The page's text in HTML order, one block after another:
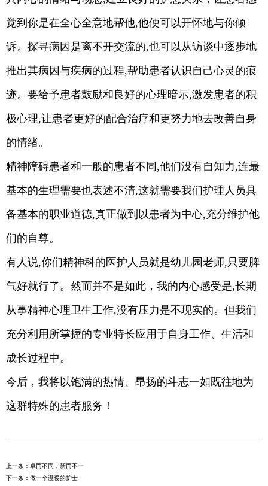
觉到你是在全心全意地帮他,他便可以开怀地与你倾
诉。探寻病因是离不开交流的,也可以从访谈中逐步地
推出其病因与疾病的过程,帮助患者认识自己心灵的痕
迹。要给予患者鼓励和良好的心理暗示,激发患者的积
极心理,让患者更好的配合治疗和更努力地去改善自身
的情绪。
精神障碍患者和一般的患者不同,他们没有自知力,连最
基本的生理需要也表述不清,这就需要我们护理人员具
备基本的职业道德,真正做到以患者为中心,充分维护他
们的自尊。
有人说,你们精神科的医护人员就是幼儿园老师,只要脾
气好就行了。然而并不是如此，我的内心感受是,长期
从事精神心理卫生工作,没有压力是不现实的。但我们
充分利用所掌握的专业特长应用于自身工作、生活和
成长过程中。
今后，我将以饱满的热情、昂扬的斗志一如既往地为
这群特殊的患者服务！
上一条：卓而不同，新而不一
下一条：做一个温暖的护士